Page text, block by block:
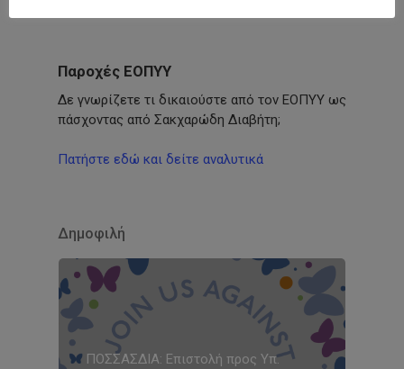
Παροχές ΕΟΠΥΥ
Δε γνωρίζετε τι δικαιούστε από τον ΕΟΠΥΥ ως
πάσχοντας από Σακχαρώδη Διαβήτη;
Πατήστε εδώ και δείτε αναλυτικά
Δημοφιλή
ΠΟΣΣΑΣΔΙΑ: Επιστολή προς Υπ.